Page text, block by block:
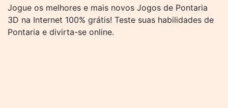
Jogue os melhores e mais novos Jogos de Pontaria
3D na Internet 100% grátis! Teste suas habilidades de
Pontaria e divirta-se online.